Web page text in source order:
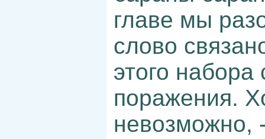
главе мы
слово
этого
поражения.
невозможно,